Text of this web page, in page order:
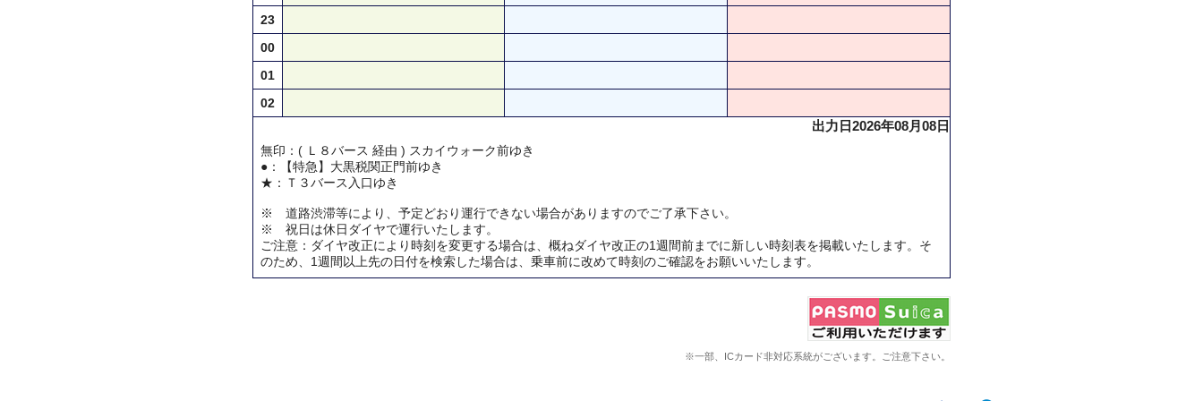
23
00
01
02
出力日2026年08月08日
無印：( Ｌ８バース 経由 ) スカイウォーク前ゆき
●：【特急】大黒税関正門前ゆき
★：Ｔ３バース入口ゆき
※ 道路渋滞等により、予定どおり運行できない場合がありますのでご了承下さい。
※ 祝日は休日ダイヤで運行いたします。
ご注意：ダイヤ改正により時刻を変更する場合は、概ねダイヤ改正の1週間前までに新しい時刻表を掲載いたします。そ
のため、1週間以上先の日付を検索した場合は、乗車前に改めて時刻のご確認をお願いいたします。
※一部、ICカード非対応系統がございます。ご注意下さい。